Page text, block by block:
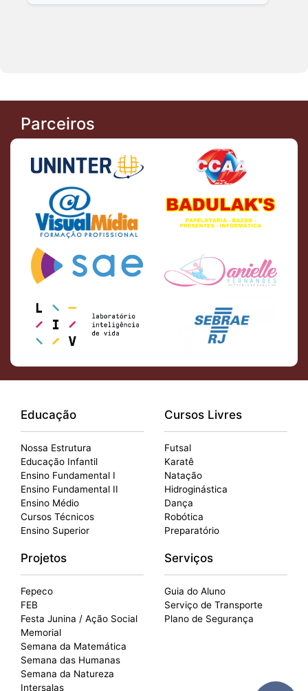
Parceiros
Educação
Nossa Estrutura
Educação Infantil
Ensino Fundamental I
Ensino Fundamental II
Ensino Médio
Cursos Técnicos
Ensino Superior
Cursos Livres
Futsal
Karatê
Natação
Hidroginástica
Dança
Robótica
Preparatório
Projetos
Fepeco
FEB
Festa Junina / Ação Social
Memorial
Semana da Matemática
Semana das Humanas
Semana da Natureza
Intersalas
Serviços
Guia do Aluno
Serviço de Transporte
Plano de Segurança